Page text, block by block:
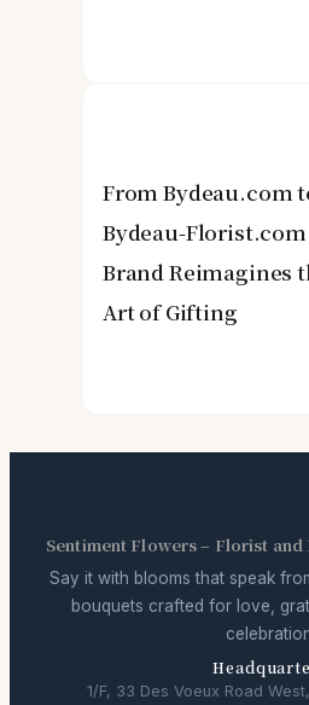
From Bydeau.com
Bydeau-
Brand Reimagines
Art of Gifting
Sentiment Flowers – Florist
Say it with blooms that speak
bouquets crafted for love,
1/F, 33 Des Voeux Road